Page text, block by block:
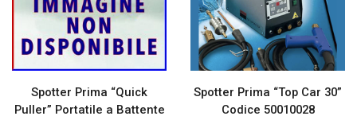
Spotter Prima “Quick
Puller” Portatile a Battente
Spotter Prima “Top Car 30”
Codice 50010028